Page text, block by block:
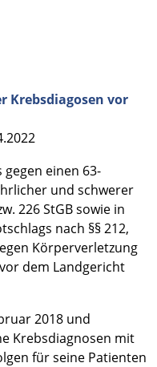
Krebsdiagosen vor
gegen einen 63-
und schwerer
226 StGB sowie in
nach §§ 212,
Körperverletzung
dem Landgericht
2018 und
Krebsdiagnosen mit
für seine Patienten